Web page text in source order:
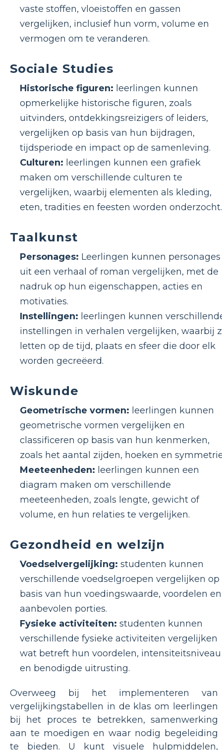
vaste stoffen, vloeistoffen en gassen
vergelijken, inclusief hun vorm, volume en
vermogen om te veranderen.
Sociale Studies
Historische figuren: leerlingen kunnen
opmerkelijke historische figuren, zoals
uitvinders, ontdekkingsreizigers of leiders,
vergelijken op basis van hun bijdragen,
tijdsperiode en impact op de samenleving.
Culturen: leerlingen kunnen een grafiek
maken om verschillende culturen te
vergelijken, waarbij elementen als kleding,
eten, tradities en feesten worden onderzocht.
Taalkunst
Personages: Leerlingen kunnen personages
uit een verhaal of roman vergelijken, met de
nadruk op hun eigenschappen, acties en
motivaties.
Instellingen: leerlingen kunnen
instellingen in verhalen vergelijken, waarbij
letten op de tijd, plaats en sfeer die door elk
worden gecreëerd.
Wiskunde
Geometrische vormen: leerlingen kunnen
geometrische vormen vergelijken en
classificeren op basis van hun kenmerken,
zoals het aantal zijden, hoeken en
Meeteenheden: leerlingen kunnen een
diagram maken om verschillende
meeteenheden, zoals lengte, gewicht of
volume, en hun relaties te vergelijken.
Gezondheid en welzijn
Voedselvergelijking: studenten kunnen
verschillende voedselgroepen vergelijken op
basis van hun voedingswaarde, voordelen en
aanbevolen porties.
Fysieke activiteiten: studenten kunnen
verschillende fysieke activiteiten vergelijken
wat betreft hun voordelen, intensiteitsniveau
en benodigde uitrusting.
Overweeg bij het implementeren van
vergelijkingstabellen in de klas om leerlingen
bij het proces te betrekken, samenwerking
aan te moedigen en waar nodig begeleiding
te bieden. U kunt visuele hulpmiddelen,